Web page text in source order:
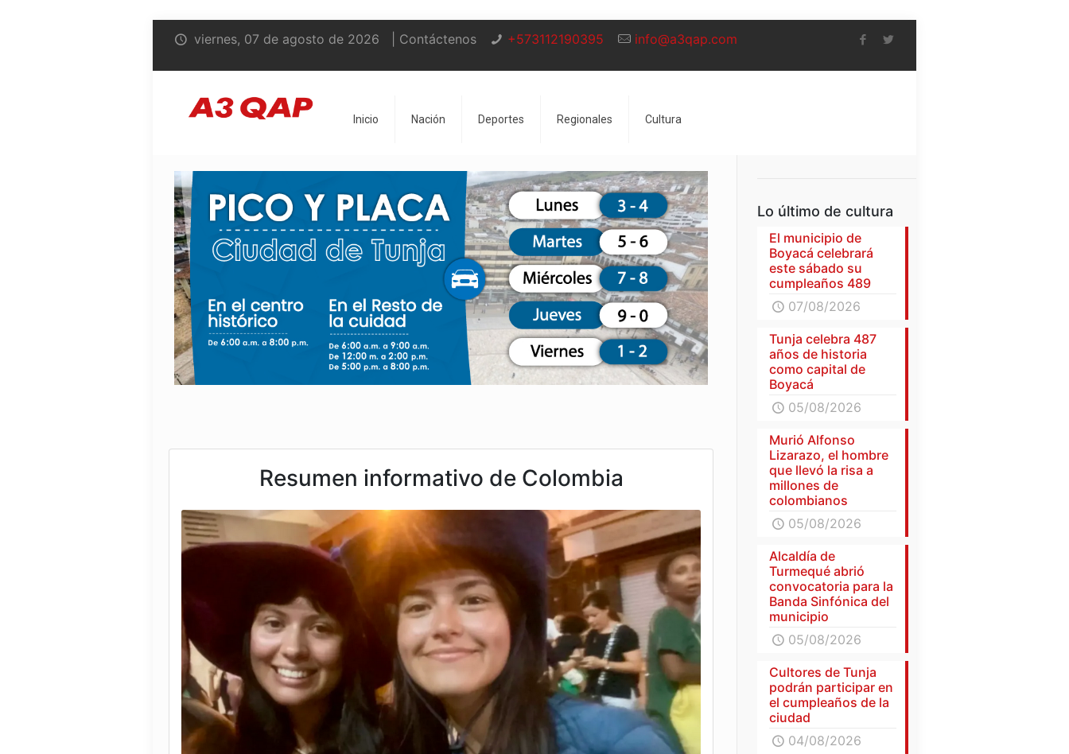
viernes, 07 de agosto de 2026 | Contáctenos +573112190395 info@a3qap.com
Inicio Nación Deportes Regionales Cultura
Resumen informativo de Colombia
Lo último de cultura
El municipio de
Boyacá celebrará
este sábado su
cumpleaños 489
07/08/2026
Tunja celebra 487
años de historia
como capital de
Boyacá
05/08/2026
Murió Alfonso
Lizarazo, el hombre
que llevó la risa a
millones de
colombianos
05/08/2026
Alcaldía de
Turmequé abrió
convocatoria para la
Banda Sinfónica del
municipio
05/08/2026
Cultores de Tunja
podrán participar en
el cumpleaños de la
ciudad
04/08/2026